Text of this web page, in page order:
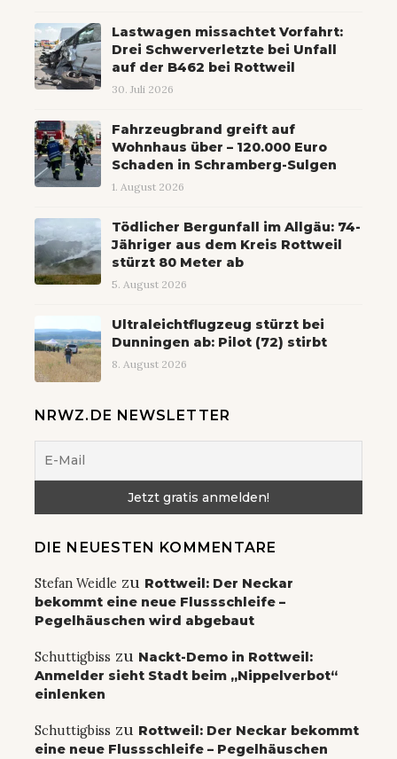
Lastwagen missachtet Vorfahrt:
Drei Schwerverletzte bei Unfall
auf der B462 bei Rottweil
30. Juli 2026
Fahrzeugbrand greift auf
Wohnhaus über – 120.000 Euro
Schaden in Schramberg-Sulgen
1. August 2026
Tödlicher Bergunfall im Allgäu: 74-
Jähriger aus dem Kreis Rottweil
stürzt 80 Meter ab
5. August 2026
Ultraleichtflugzeug stürzt bei
Dunningen ab: Pilot (72) stirbt
8. August 2026
NRWZ.DE NEWSLETTER
DIE NEUESTEN KOMMENTARE
Stefan Weidle zu Rottweil: Der Neckar
bekommt eine neue Flussschleife –
Pegelhäuschen wird abgebaut
Schuttigbiss zu Nackt-Demo in Rottweil:
Anmelder sieht Stadt beim „Nippelverbot“
einlenken
Schuttigbiss zu Rottweil: Der Neckar bekommt
eine neue Flussschleife – Pegelhäuschen